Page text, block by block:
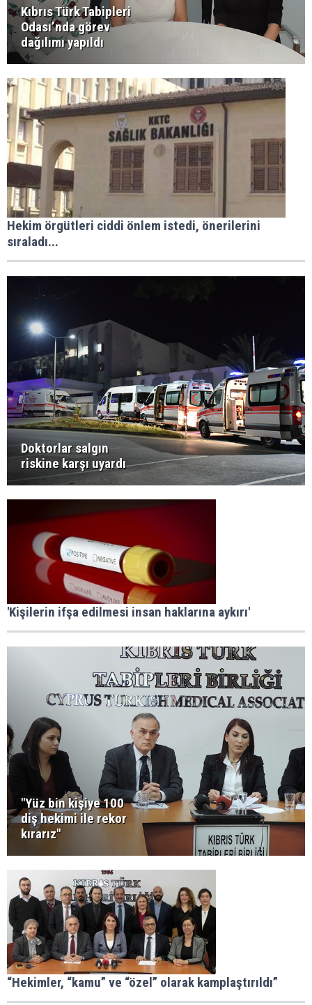
Kıbrıs Türk Tabipleri
Odası’nda görev
dağılımı yapıldı
Hekim örgütleri ciddi önlem istedi, önerilerini
sıraladı...
Doktorlar salgın
riskine karşı uyardı
'Kişilerin ifşa edilmesi insan haklarına aykırı'
"Yüz bin kişiye 100
diş hekimi ile rekor
kırarız"
“Hekimler, “kamu” ve “özel” olarak kamplaştırıldı”